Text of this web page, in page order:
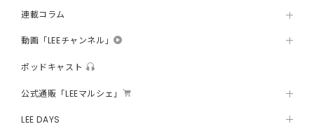
連載コラム
動画「LEEチャンネル」
ポッドキャスト
公式通販「LEEマルシェ」
LEE DAYS